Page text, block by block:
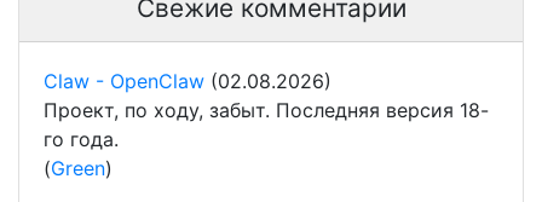
Свежие комментарии
Claw - OpenClaw (02.08.2026)
Проект, по ходу, забыт. Последняя версия 18-
го года.
(Green)